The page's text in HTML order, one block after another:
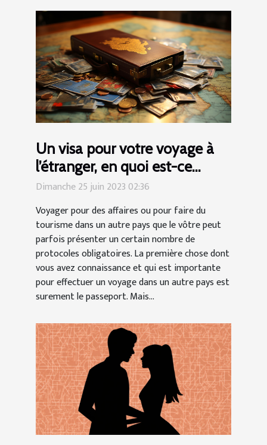
Un visa pour votre voyage à
l’étranger, en quoi est-ce
important ?
Dimanche 25 juin 2023 02:36
Voyager pour des affaires ou pour faire du
tourisme dans un autre pays que le vôtre peut
parfois présenter un certain nombre de
protocoles obligatoires. La première chose dont
vous avez connaissance et qui est importante
pour effectuer un voyage dans un autre pays est
surement le passeport. Mais...